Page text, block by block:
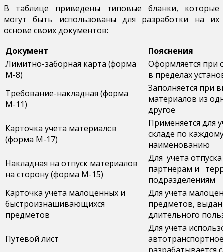
В таблице приведены типовые бланки, которые
могут быть использованы для разработки на их
основе своих документов:
Документ
Пояснения
Лимитно-заборная карта (форма
М-8)
Оформляется при
в пределах
Требование-накладная (форма
М-11)
Заполняется при
материалов из
другое
Карточка учета материалов
(форма М-17)
Применяется для
складе по
наименованию
Накладная на отпуск материалов
на сторону (форма М-15)
Для учета
партнерам и
подразделениям
Карточка учета малоценных и
быстроизнашивающихся
предметов
Для учета
предметов,
длительного
Путевой лист
Для учета
разрабатывается